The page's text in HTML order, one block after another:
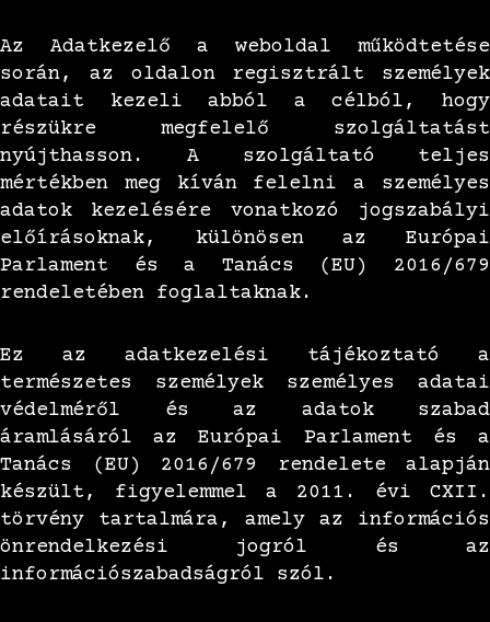
Az Adatkezelő a weboldal működtetése
során, az oldalon regisztrált személyek
adatait kezeli abból a célból, hogy
részükre megfelelő szolgáltatást
nyújthasson. A szolgáltató teljes
mértékben meg kíván felelni a személyes
adatok kezelésére vonatkozó jogszabályi
előírásoknak, különösen az Európai
Parlament és a Tanács (EU) 2016/679
rendeletében foglaltaknak.
Ez az adatkezelési tájékoztató a
természetes személyek személyes adatai
védelméről és az adatok szabad
áramlásáról az Európai Parlament és a
Tanács (EU) 2016/679 rendelete alapján
készült, figyelemmel a 2011. évi CXII.
törvény tartalmára, amely az információs
önrendelkezési jogról és az
információszabadságról szól.